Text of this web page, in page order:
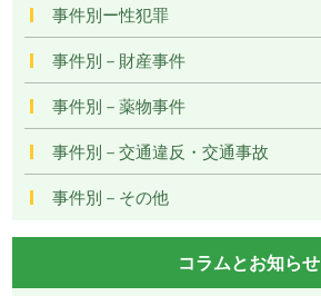
事件別ー性犯罪
事件別－財産事件
事件別－薬物事件
事件別－交通違反・交通事故
事件別－その他
コラムとお知らせ